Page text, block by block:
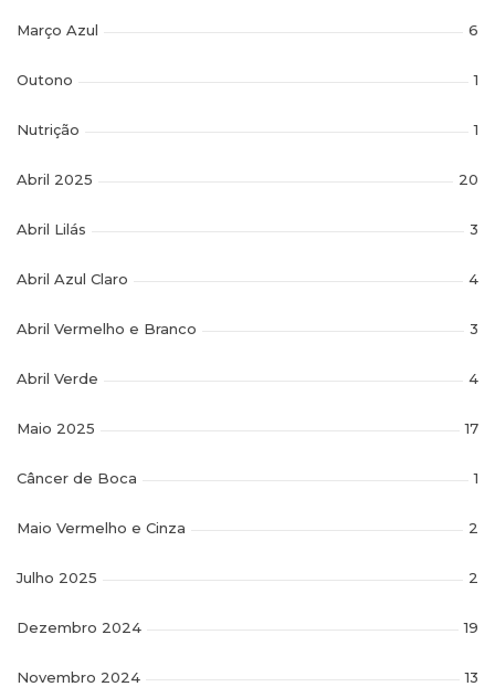
Março Azul 6
Outono 1
Nutrição 1
Abril 2025 20
Abril Lilás 3
Abril Azul Claro 4
Abril Vermelho e Branco 3
Abril Verde 4
Maio 2025 17
Câncer de Boca 1
Maio Vermelho e Cinza 2
Julho 2025 2
Dezembro 2024 19
Novembro 2024 13